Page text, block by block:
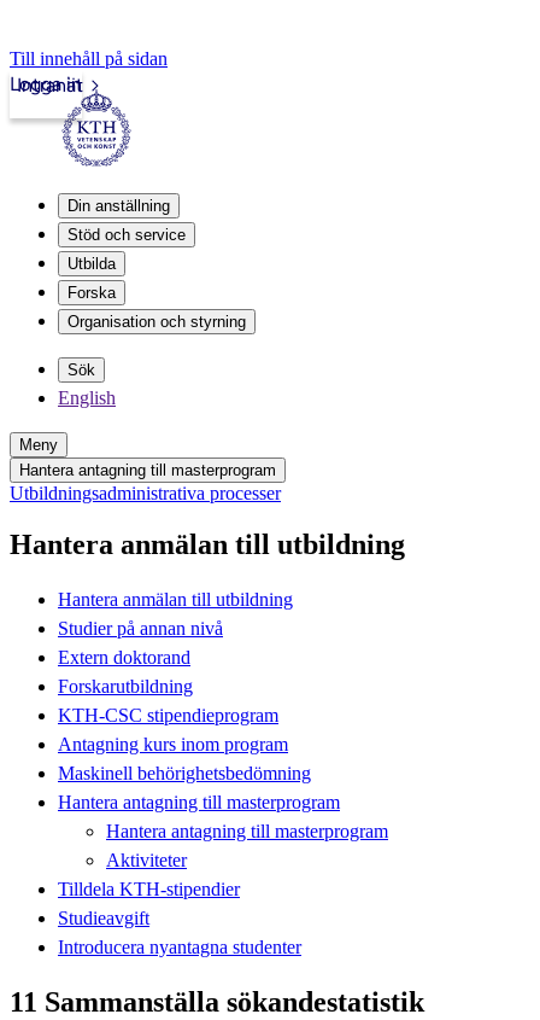
Till innehåll på sidan
Intranät
Logga in
Din anställning
Stöd och service
Utbilda
Forska
Organisation och styrning
Sök
English
Meny
Hantera antagning till masterprogram
Utbildningsadministrativa processer
Hantera anmälan till utbildning
Hantera anmälan till utbildning
Studier på annan nivå
Extern doktorand
Forskarutbildning
KTH-CSC stipendieprogram
Antagning kurs inom program
Maskinell behörighetsbedömning
Hantera antagning till masterprogram
Hantera antagning till masterprogram
Aktiviteter
Tilldela KTH-stipendier
Studieavgift
Introducera nyantagna studenter
11 Sammanställa sökandestatistik